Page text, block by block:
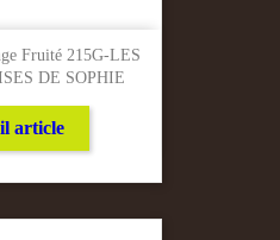
Fruité 215G-LES
DE SOPHIE
article